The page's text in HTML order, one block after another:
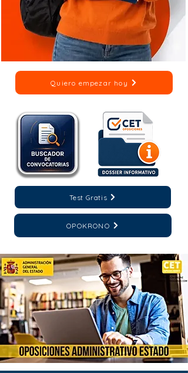
Quiero empezar hoy
Test Gratis
OPOKRONO